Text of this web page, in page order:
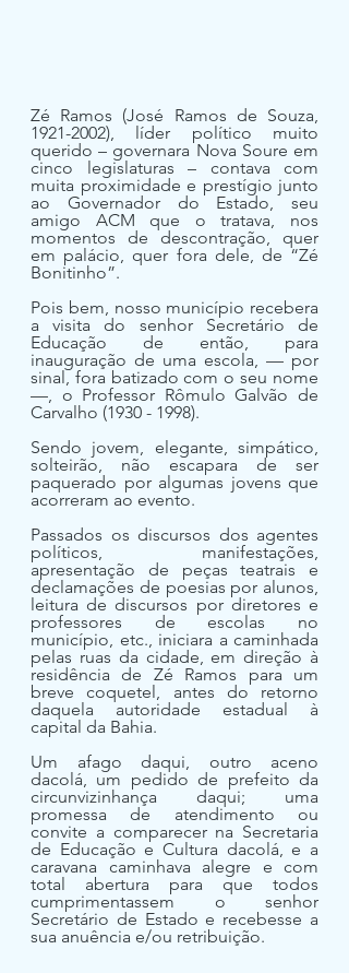
Zé Ramos (José Ramos de Souza,
1921-2002), líder político muito
querido – governara Nova Soure em
cinco legislaturas – contava com
muita proximidade e prestígio junto
ao Governador do Estado, seu
amigo ACM que o tratava, nos
momentos de descontração, quer
em palácio, quer fora dele, de “Zé
Bonitinho”.
Pois bem, nosso município recebera
a visita do senhor Secretário de
Educação de então, para
inauguração de uma escola, — por
sinal, fora batizado com o seu nome
—, o Professor Rômulo Galvão de
Carvalho (1930 - 1998).
Sendo jovem, elegante, simpático,
solteirão, não escapara de ser
paquerado por algumas jovens que
acorreram ao evento.
Passados os discursos dos agentes
políticos, manifestações,
apresentação de peças teatrais e
declamações de poesias por alunos,
leitura de discursos por diretores e
professores de escolas no
município, etc., iniciara a caminhada
pelas ruas da cidade, em direção à
residência de Zé Ramos para um
breve coquetel, antes do retorno
daquela autoridade estadual à
capital da Bahia.
Um afago daqui, outro aceno
dacolá, um pedido de prefeito da
circunvizinhança daqui; uma
promessa de atendimento ou
convite a comparecer na Secretaria
de Educação e Cultura dacolá, e a
caravana caminhava alegre e com
total abertura para que todos
cumprimentassem o senhor
Secretário de Estado e recebesse a
sua anuência e/ou retribuição.